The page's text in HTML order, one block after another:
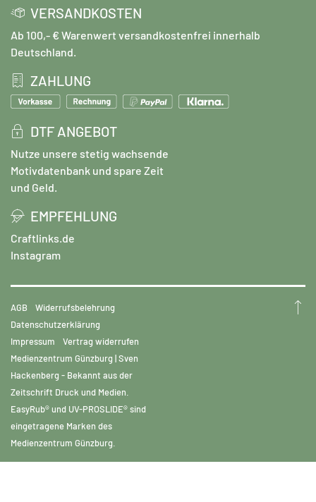
VERSANDKOSTEN
Ab 100,- € Warenwert versandkostenfrei innerhalb
Deutschland.
ZAHLUNG
DTF ANGEBOT
Nutze unsere stetig wachsende
Motivdatenbank und spare Zeit
und Geld.
EMPFEHLUNG
Craftlinks.de
Instagram
AGB
Widerrufsbelehrung
Datenschutzerklärung
Impressum
Vertrag widerrufen
Medienzentrum Günzburg | Sven
Hackenberg - Bekannt aus der
Zeitschrift Druck und Medien.
EasyRub® und UV-PROSLIDE® sind
eingetragene Marken des
Medienzentrum Günzburg.